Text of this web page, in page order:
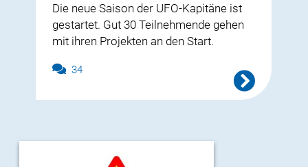
Die neue Saison der UFO-Kapitäne ist
gestartet. Gut 30 Teilnehmende gehen
mit ihren Projekten an den Start.
34